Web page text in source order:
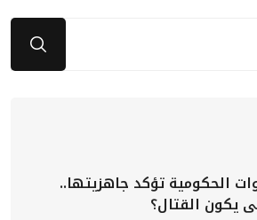
الحكومية تؤكد جاهزيتها..
يكون القتال؟